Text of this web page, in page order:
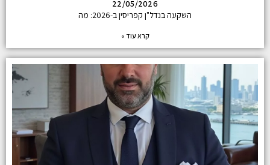
22/05/2026
השקעה בנדל"ן קפריסין ב-2026: מה
קרא עוד »